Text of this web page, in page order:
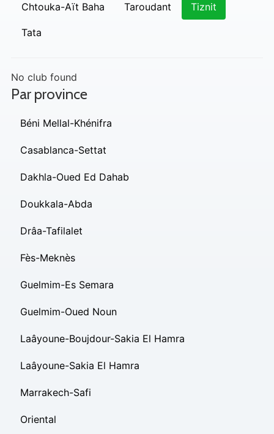
Chtouka-Aït Baha Taroudant Tiznit
Tata
No club found
Par province
Béni Mellal-Khénifra
Casablanca-Settat
Dakhla-Oued Ed Dahab
Doukkala-Abda
Drâa-Tafilalet
Fès-Meknès
Guelmim-Es Semara
Guelmim-Oued Noun
Laâyoune-Boujdour-Sakia El Hamra
Laâyoune-Sakia El Hamra
Marrakech-Safi
Oriental